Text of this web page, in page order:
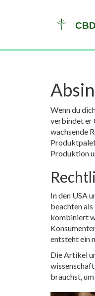
Wenn du
verbindet er
wachsende
Produktion
In den USA
beachten
kombiniert
entsteht ein
Die Artikel
brauchst,